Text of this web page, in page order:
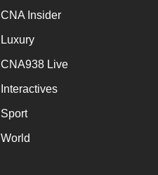
CNA Insider
Luxury
CNA938 Live
Interactives
Sport
World